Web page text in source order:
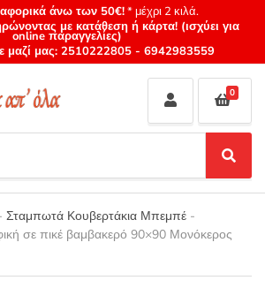
άνω των 50€!* μέχρι 2 κιλά.
με κατάθεση ή κάρτα! (ισχύει για
online παραγγελίες)
μαζί μας: 2510222805 - 6942983559
S
e
a
c
0
Σταμπωτά Κουβερτάκια Μπεμπέ -
σε πικέ βαμβακερό 90×90 Μονόκερος